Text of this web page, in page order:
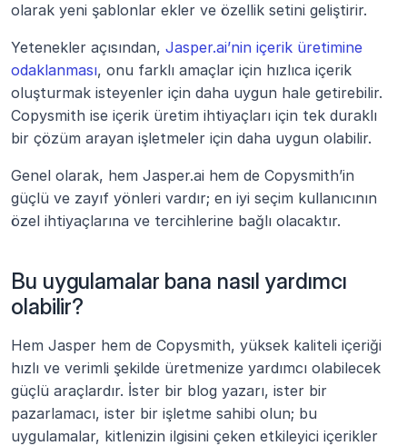
olarak yeni şablonlar ekler ve özellik setini geliştirir.
Yetenekler açısından, Jasper.ai’nin içerik üretimine
odaklanması, onu farklı amaçlar için hızlıca içerik
oluşturmak isteyenler için daha uygun hale getirebilir.
Copysmith ise içerik üretim ihtiyaçları için tek duraklı
bir çözüm arayan işletmeler için daha uygun olabilir.
Genel olarak, hem Jasper.ai hem de Copysmith’in
güçlü ve zayıf yönleri vardır; en iyi seçim kullanıcının
özel ihtiyaçlarına ve tercihlerine bağlı olacaktır.
Bu uygulamalar bana nasıl yardımcı
olabilir?
Hem Jasper hem de Copysmith, yüksek kaliteli içeriği
hızlı ve verimli şekilde üretmenize yardımcı olabilecek
güçlü araçlardır. İster bir blog yazarı, ister bir
pazarlamacı, ister bir işletme sahibi olun; bu
uygulamalar, kitlenizin ilgisini çeken etkileyici içerikler